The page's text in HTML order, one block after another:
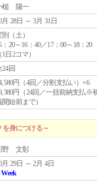
槌 陽一
月 28日 ～ 3月 31日
則（土）
：20～16：40／17：00～18：20
1日2コマ）
24回
円（4回／分割支払い）×6
円（24回／一括前納支払※
開始前まで）
身につける～
野 文彰
月 29日 ～ 2月 4日